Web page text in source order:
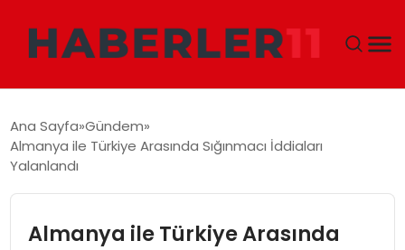
DÜNYA
Ana Sayfa Gündem
Almanya ile Türkiye Arasında Sığınmacı İddiaları
Yalanlandı
Almanya ile Türkiye Arasında